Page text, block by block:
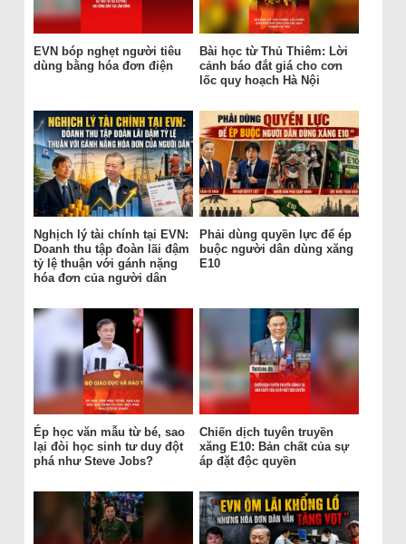
EVN bóp nghẹt người tiêu
dùng bằng hóa đơn điện
Bài học từ Thủ Thiêm: Lời
cảnh báo đắt giá cho cơn
lốc quy hoạch Hà Nội
Nghịch lý tài chính tại EVN:
Doanh thu tập đoàn lãi đậm
tỷ lệ thuận với gánh nặng
hóa đơn của người dân
Phải dùng quyền lực để ép
buộc người dân dùng xăng
E10
Ép học văn mẫu từ bé, sao
lại đòi học sinh tư duy đột
phá như Steve Jobs?
Chiến dịch tuyên truyền
xăng E10: Bản chất của sự
áp đặt độc quyền